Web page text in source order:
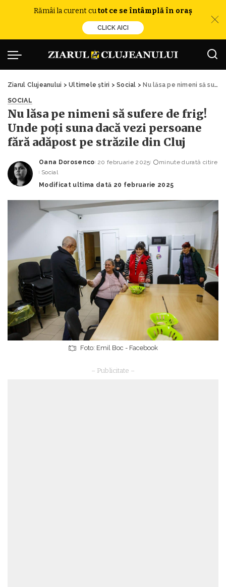
Rămâi la curent cutot ce se întâmplă în oraș
CLICK AICI
Ziarul Clujeanului >Ultimele știri >Social > Nu lăsa pe nimeni să sufere de frig! Unde poți suna dacă vezi persoane fără adăpost pe străzile din Cluj
SOCIAL
Nu lăsa pe nimeni să sufere de frig!
Unde poți suna dacă vezi persoane
fără adăpost pe străzile din Cluj
Posted
by
Oana Dorosenco 20 februarie 2025
minute durată citire
Social
Modificat ultima dată 20 februarie 2025
Foto: Emil Boc - Facebook
– Publicitate –